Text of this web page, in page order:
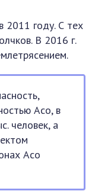
2011 году. С тех
В 2016 г.
Асо, в
человек, а
Асо